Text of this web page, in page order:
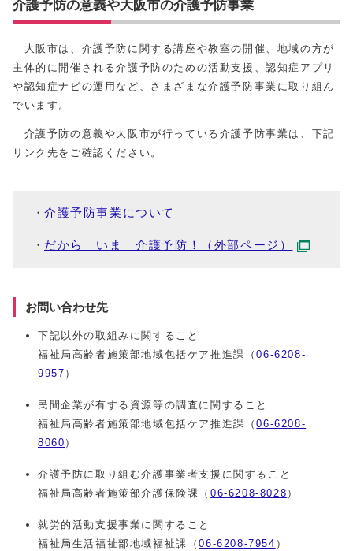
介護予防の意義や大阪市の介護予防事業
大阪市は、介護予防に関する講座や教室の開催、地域の方が
主体的に開催される介護予防のための活動支援、認知症アプリ
や認知症ナビの運用など、さまざまな介護予防事業に取り組ん
でいます。
介護予防の意義や大阪市が行っている介護予防事業は、下記
リンク先をご確認ください。
介護予防事業について
だから いま 介護予防！（外部ページ）
お問い合わせ先
下記以外の取組みに関すること
福祉局高齢者施策部地域包括ケア推進課（06-6208-
9957 ）
民間企業が有する資源等の調査に関すること
福祉局高齢者施策部地域包括ケア推進課（06-6208-
8060 ）
介護予防に取り組む介護事業者支援に関すること
福祉局高齢者施策部介護保険課（06-6208-8028 ）
就労的活動支援事業に関すること
福祉局生活福祉部地域福祉課（06-6208-7954 ）